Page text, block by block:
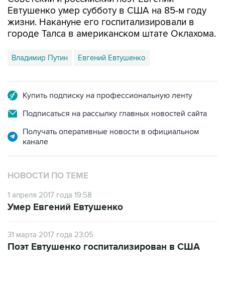
Евтушенко умер субботу в США на 85-м году
жизни. Накануне его госпитализировали в
городе Талса в американском штате Оклахома.
Владимир Путин Евгений Евтушенко
Купить подписку на профессиональную ленту
Подписаться на рассылку главных новостей сайта
Получать оперативные новости в официальном
канале
НОВОСТИ ПО ТЕМЕ
1 апреля 2017 года 19:58
Умер Евгений Евтушенко
31 марта 2017 года 23:05
Поэт Евтушенко госпитализирован в США